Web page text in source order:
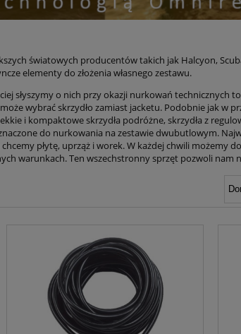
światowych producentów takich jak Halcyon,
elementy do złożenia własnego zestawu.
słyszymy o nich przy okazji nurkowań technicznych
wybrać skrzydło zamiast jacketu. Podobnie jak w
i kompaktowe skrzydła podróżne, skrzydła z
do nurkowania na zestawie dwubutlowym.
płytę, uprząż i worek. W każdej chwili możemy
warunkach. Ten wszechstronny sprzęt pozwoli nam